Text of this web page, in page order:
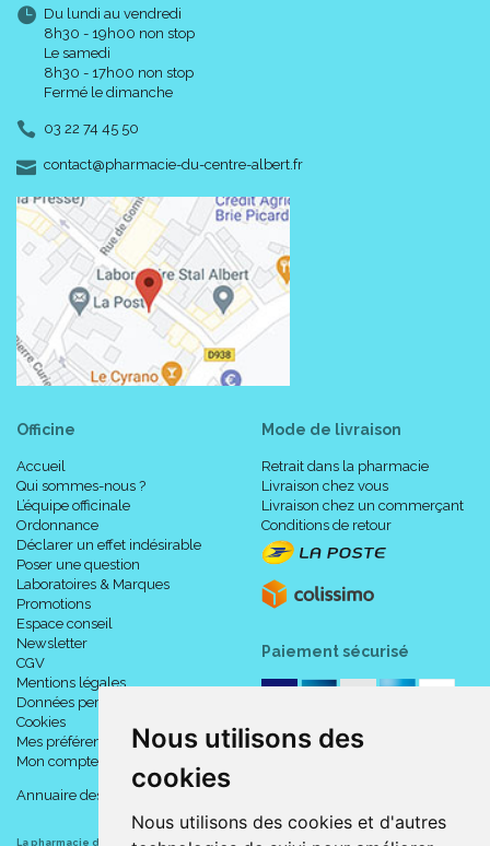
Nous utilisons des
cookies
Nous utilisons des cookies et d'autres
Du lundi au vendredi
8h30 - 19h00 non stop
Le samedi
8h30 - 17h00 non stop
Fermé le dimanche
03 22 74 45 50
contact-
@-
pharmacie-du-centre-albert.fr
Officine
Accueil
Qui sommes-nous ?
L’équipe officinale
Ordonnance
Déclarer un effet indésirable
Poser une question
Laboratoires & Marques
Promotions
Espace conseil
Newsletter
CGV
Mentions légales
Données personnelles
Cookies
Mes préférences Cookies
Mon compte
Annuaire des pharmacies
Mode de livraison
Retrait dans la pharmacie
Livraison chez vous
Livraison chez un commerçant
Conditions de retour
Paiement sécurisé
La pharmacie du centre à Albert (80300) est une pharmacie française certifiée ISO